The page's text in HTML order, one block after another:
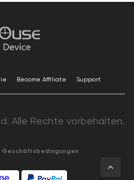
Become Affiliate Support
Alle Rechte vorbehalten.
Geschäftsbedingungen